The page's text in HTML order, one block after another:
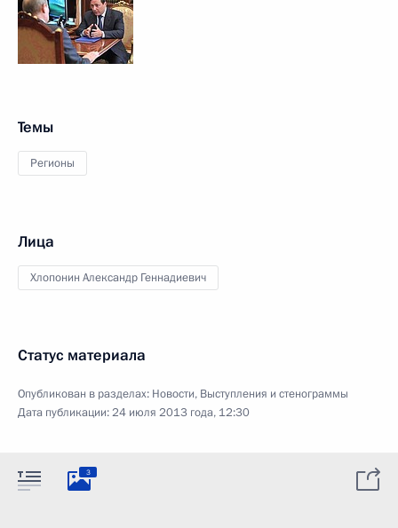
Темы
Регионы
Лица
Хлопонин Александр Геннадиевич
Статус материала
Опубликован в разделах: Новости, Выступления и стенограммы
Дата публикации:24 июля 2013 года, 12:30
3